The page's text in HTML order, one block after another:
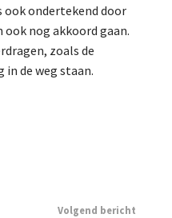
ook ondertekend door
ook nog akkoord gaan.
zoals de
de weg staan.
Volgend bericht